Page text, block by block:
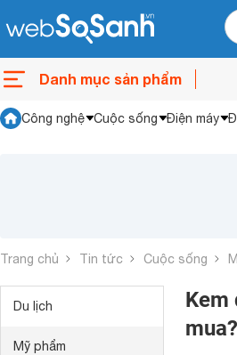
Danh mục sản phẩm
Công nghệ Cuộc sống Điện máy
Trang chủ Tin tức Cuộc sống
Du lịch
Mỹ phẩm
Kem
mua?